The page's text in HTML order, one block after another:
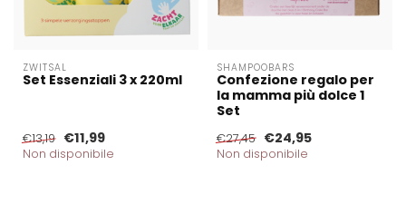
ZWITSAL
Set Essenziali 3 x 220ml
€13,19 €11,99
Non disponibile
SHAMPOOBARS
Confezione regalo per
la mamma più dolce 1
Set
€27,45 €24,95
Non disponibile